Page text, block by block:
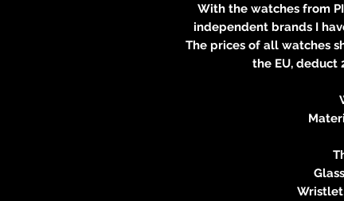
With the watches from
independent brands I
The prices of all watches
the EU, deduct